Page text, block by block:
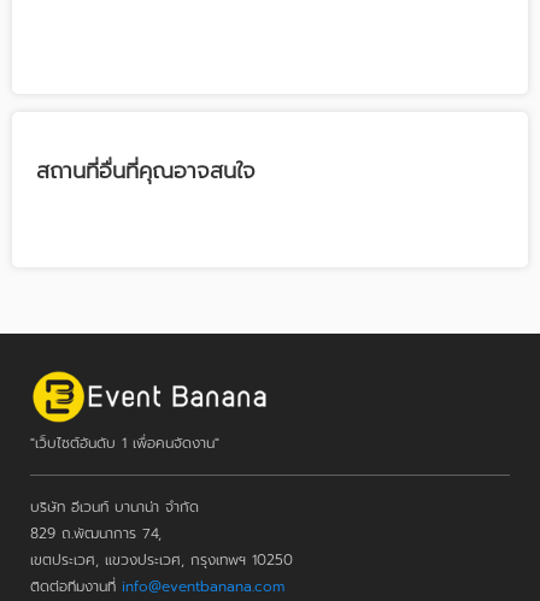
สถานที่อื่นที่คุณอาจสนใจ
"เว็บไซต์อันดับ 1 เพื่อคนจัดงาน"
บริษัท อีเวนท์ บานาน่า จำกัด
829 ถ.พัฒนาการ 74,
เขตประเวศ, แขวงประเวศ, กรุงเทพฯ 10250
ติดต่อทีมงานที่ info@eventbanana.com